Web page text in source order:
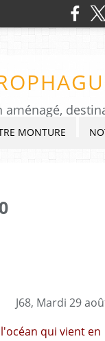
aménagé,
MONTURE
J68, Mardi 29
qui vient en